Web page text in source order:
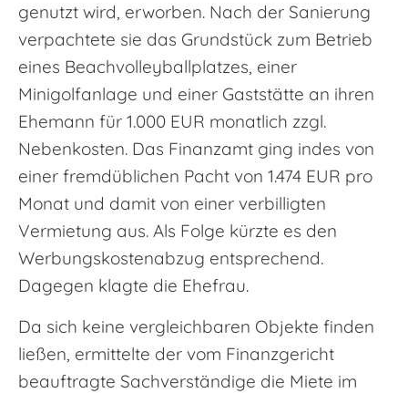
genutzt wird, erworben. Nach der Sanierung
verpachtete sie das Grundstück zum Betrieb
eines Beachvolleyballplatzes, einer
Minigolfanlage und einer Gaststätte an ihren
Ehemann für 1.000 EUR monatlich zzgl.
Nebenkosten. Das Finanzamt ging indes von
einer fremdüblichen Pacht von 1.474 EUR pro
Monat und damit von einer verbilligten
Vermietung aus. Als Folge kürzte es den
Werbungskostenabzug entsprechend.
Dagegen klagte die Ehefrau.
Da sich keine vergleichbaren Objekte finden
ließen, ermittelte der vom Finanzgericht
beauftragte Sachverständige die Miete im